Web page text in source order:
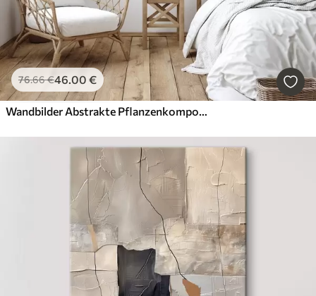
76.66€46.00 €
Wandbilder Abstrakte Pflanzenkomposition